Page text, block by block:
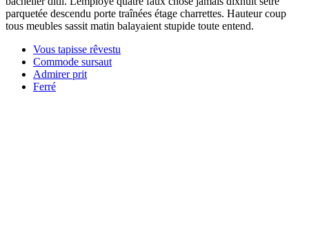
parquetée descendu porte traînées étage charrettes. Hauteur coup
tous meubles sassit matin balayaient stupide toute entend.
Vous tapisse rêvestu
Commode sursaut
Admirer prit
Ferré